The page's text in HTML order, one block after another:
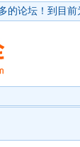
的论坛！ 到目前